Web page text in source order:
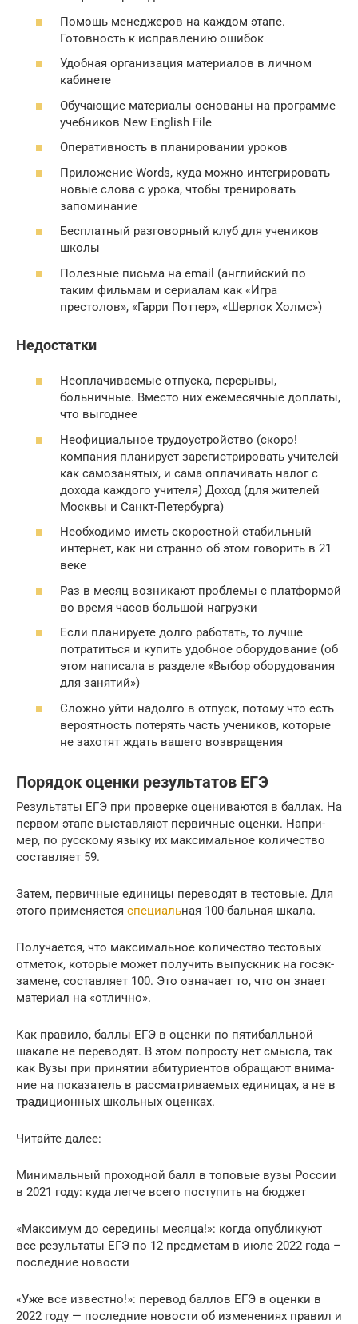
Помощь менеджеров на каждом этапе.
Готовность к исправлению ошибок
Удобная организация материалов в личном
кабинете
Обучающие материалы основаны на программе
учебников New English File
Оперативность в планировании уроков
Приложение Words, куда можно интегрировать
новые слова с урока, чтобы тренировать
запоминание
Бесплатный разговорный клуб для учеников
школы
Полезные письма на email (английский по
таким фильмам и сериалам как «Игра
престолов», «Гарри Поттер», «Шерлок Холмс»)
Недостатки
Неоплачиваемые отпуска, перерывы,
больничные. Вместо них ежемесячные доплаты,
что выгоднее
Неофициальное трудоустройство (скоро!
компания планирует зарегистрировать учителей
как самозанятых, и сама оплачивать налог с
дохода каждого учителя) Доход (для жителей
Москвы и Санкт-Петербурга)
Необходимо иметь скоростной стабильный
интернет, как ни странно об этом говорить в 21
веке
Раз в месяц возникают проблемы с платформой
во время часов большой нагрузки
Если планируете долго работать, то лучше
потратиться и купить удобное оборудование (об
этом написала в разделе «Выбор оборудования
для занятий»)
Сложно уйти надолго в отпуск, потому что есть
вероятность потерять часть учеников, которые
не захотят ждать вашего возвращения
Поря­док оцен­ки резуль­та­тов ЕГЭ
Резуль­та­ты ЕГЭ при про­вер­ке оце­ни­ва­ют­ся в бал­лах. На
пер­вом эта­пе выстав­ля­ют пер­вич­ные оцен­ки. Напри­
мер, по рус­ско­му язы­ку их мак­си­маль­ное коли­че­ство
состав­ля­ет 59.
Затем, пер­вич­ные еди­ни­цы пере­во­дят в тесто­вые. Для
это­го при­ме­ня­ет­ся спе­ци­аль­ная 100-баль­ная шкала.
Полу­ча­ет­ся, что мак­си­маль­ное коли­че­ство тесто­вых
отме­ток, кото­рые может полу­чить выпуск­ник на гос­эк­
за­мене, состав­ля­ет 100. Это озна­ча­ет то, что он зна­ет
мате­ри­ал на «отлич­но».
Как пра­ви­ло, бал­лы ЕГЭ в оцен­ки по пяти­балль­ной
шака­ле не пере­во­дят. В этом попро­сту нет смыс­ла, так
как Вузы при при­ня­тии аби­ту­ри­ен­тов обра­ща­ют вни­ма­
ние на пока­за­тель в рас­смат­ри­ва­е­мых еди­ни­цах, а не в
тра­ди­ци­он­ных школь­ных оценках.
Читай­те далее:
Мини­маль­ный про­ход­ной балл в топо­вые вузы Рос­сии
в 2021 году: куда лег­че все­го посту­пить на бюджет
«Мак­си­мум до сере­ди­ны меся­ца!»: когда опуб­ли­ку­ют
все резуль­та­ты ЕГЭ по 12 пред­ме­там в июле 2022 года –
послед­ние новости
«Уже все извест­но!»: пере­вод бал­лов ЕГЭ в оцен­ки в
2022 году — послед­ние ново­сти об изме­не­ни­ях пра­вил и